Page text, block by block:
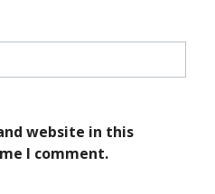
website in this
I comment.